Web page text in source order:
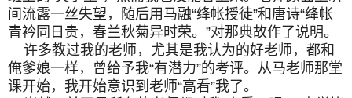
间流露一丝失望，随后用马融“绛帐授徒”和唐诗“绛帐
青衿同日贵，春兰秋菊异时荣。”对那典故作了说明。
许多教过我的老师，尤其是我认为的好老师，都和
俺爹娘一样，曾给予我“有潜力”的考评。从马老师那堂
课开始，我开始意识到老师“高看”我了。